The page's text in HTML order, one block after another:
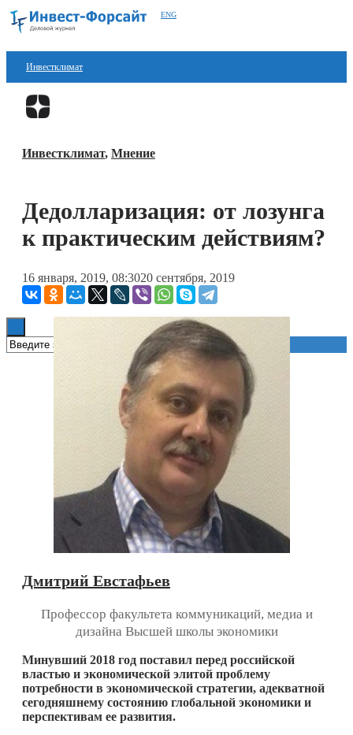
ENG
Инвестклимат
Финансы
Блокчейн
Технологии
Книги
Инвестклимат, Мнение
Дедолларизация: от лозунга
к практическим действиям?
16 января, 2019, 08:3020 сентября, 2019
Дмитрий Евстафьев
Профессор факультета коммуникаций, медиа и
дизайна Высшей школы экономики
Минувший 2018 год поставил перед российской
властью и экономической элитой проблему
потребности в экономической стратегии, адекватной
сегодняшнему состоянию глобальной экономики и
перспективам ее развития.